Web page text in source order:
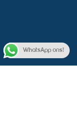
WhatsApp ons!